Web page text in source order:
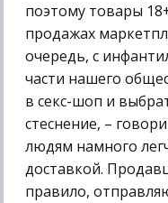
поэтому товары
продажах
очередь, с
части нашего
в секс-шоп и
стеснение, –
людям намного
доставкой.
правило,